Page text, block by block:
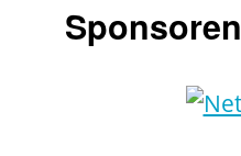
Sponsoren